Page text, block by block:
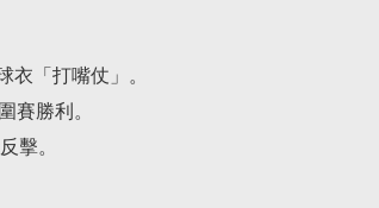
「打嘴仗」。
賽勝利。
擊。